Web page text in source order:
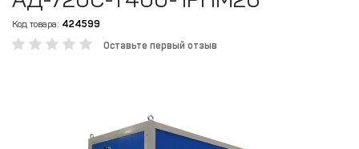
Код товара: 424599
Оставьте первый отзыв